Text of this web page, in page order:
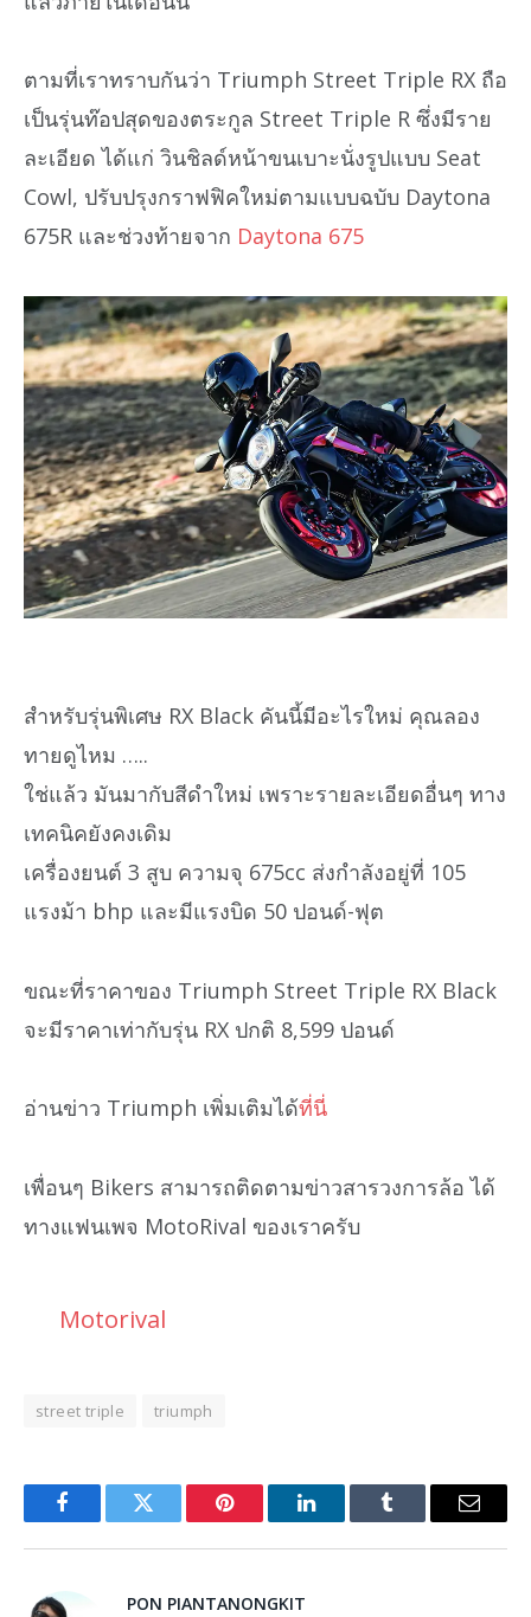
ตามที่เราทราบกันว่า Triumph Street Triple RX ถือ
เป็นรุ่นท๊อปสุดของตระกูล Street Triple R ซึ่งมีราย
ละเอียด ได้แก่ วินชิลด์หน้าขนเบาะนั่งรูปแบบ Seat
Cowl, ปรับปรุงกราฟฟิคใหม่ตามแบบฉบับ Daytona
675R และช่วงท้ายจาก Daytona 675
สำหรับรุ่นพิเศษ RX Black คันนี้มีอะไรใหม่ คุณลอง
ทายดูไหม …..
ใช่แล้ว มันมากับสีดำใหม่ เพราะรายละเอียดอื่นๆ ทาง
เทคนิคยังคงเดิม
เครื่องยนต์ 3 สูบ ความจุ 675cc ส่งกำลังอยู่ที่ 105
แรงม้า bhp และมีแรงบิด 50 ปอนด์-ฟุต
ขณะที่ราคาของ Triumph Street Triple RX Black
จะมีราคาเท่ากับรุ่น RX ปกติ 8,599 ปอนด์
อ่านข่าว Triumph เพิ่มเติมได้ที่นี่
เพื่อนๆ Bikers สามารถติดตามข่าวสารวงการล้อ ได้
ทางแฟนเพจ MotoRival ของเราครับ
Motorival
street triple triumph
FacebookTwitter Pinterest LinkedInTumblr Email
PON PIANTANONGKIT